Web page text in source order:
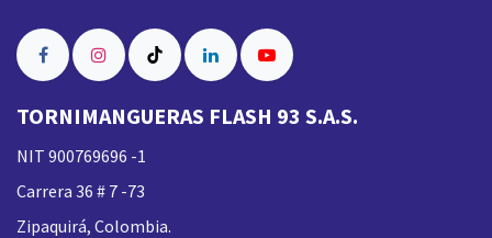
TORNIMANGUERAS FLASH 93 S.A.S.
NIT 900769696 -1
Carrera 36 # 7 -73
Zipaquirá, Colombia.